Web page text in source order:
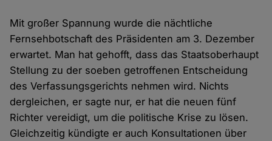
Mit großer Spannung wurde die nächtliche
Fernsehbotschaft des Präsidenten am 3. Dezember
erwartet. Man hat gehofft, dass das Staatsoberhaupt
Stellung zu der soeben getroffenen Entscheidung
des Verfassungsgerichts nehmen wird. Nichts
dergleichen, er sagte nur, er hat die neuen fünf
Richter vereidigt, um die politische Krise zu lösen.
Gleichzeitig kündigte er auch Konsultationen über